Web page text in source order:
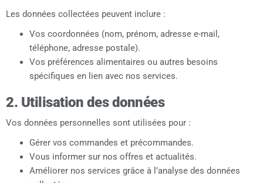
Les données collectées peuvent inclure :
Vos coordonnées (nom, prénom, adresse e-mail,
téléphone, adresse postale).
Vos préférences alimentaires ou autres besoins
spécifiques en lien avec nos services.
2. Utilisation des données
Vos données personnelles sont utilisées pour :
Gérer vos commandes et précommandes.
Vous informer sur nos offres et actualités.
Améliorer nos services grâce à l’analyse des données